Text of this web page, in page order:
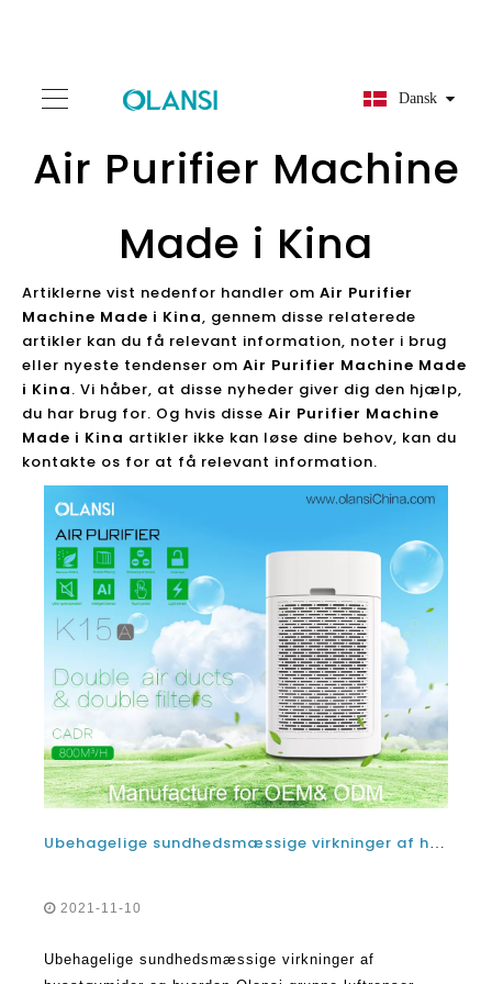
Dansk
Air Purifier Machine
Made i Kina
Artiklerne vist nedenfor handler om Air Purifier
Machine Made i Kina, gennem disse relaterede
artikler kan du få relevant information, noter i brug
eller nyeste tendenser om Air Purifier Machine Made
i Kina. Vi håber, at disse nyheder giver dig den hjælp,
du har brug for. Og hvis disse Air Purifier Machine
Made i Kina artikler ikke kan løse dine behov, kan du
kontakte os for at få relevant information.
Ubehagelige sundhedsmæssige virkninger af husstøvmider og hvordan Olansi gruppe luftrenser maskine til hjemmet KAN HJÆLPE
2021-11-10
Ubehagelige sundhedsmæssige virkninger af